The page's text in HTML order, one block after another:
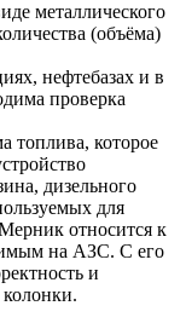
металлического
(объёма)
нефтебазах и в
проверка
топлива, которое
дизельного
для
относится к
на АЗС. С его
и